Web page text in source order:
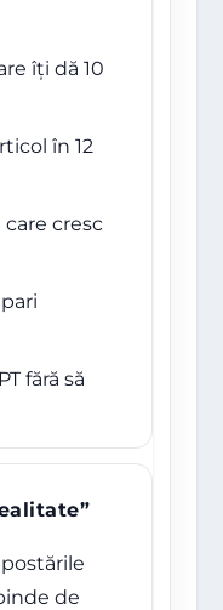
îți dă 10
în 12
cresc
fără să
postările
de